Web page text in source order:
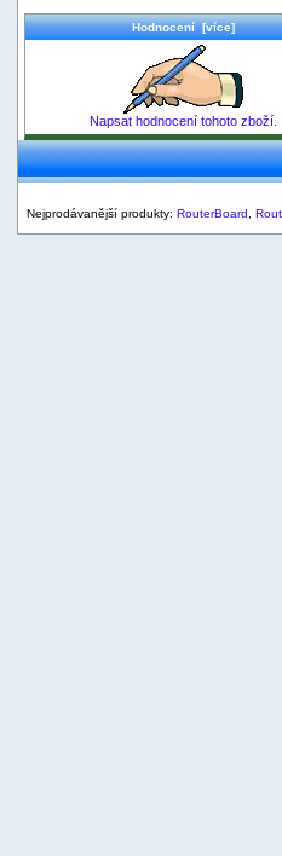
Hodnocení [více]
Napsat hodnocení tohoto zboží.
Nejprodávanější produkty: RouterBoard